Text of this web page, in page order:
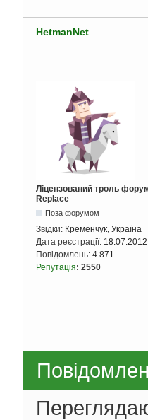
HetmanNet
Ліцензований троль
Replace
Поза форумом
Звідки: Кременчук, Україна
Дата реєстрації: 18.07.2012
Повідомлень: 4 871
Репутація: 2550